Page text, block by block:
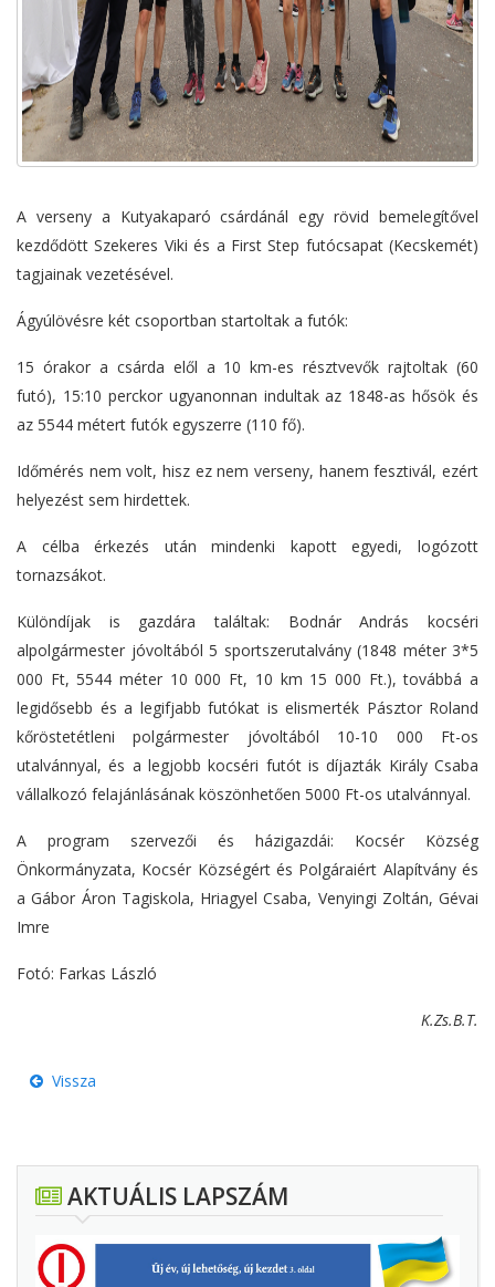
A verseny a Kutyakaparó csárdánál egy rövid bemelegítővel
kezdődött Szekeres Viki és a First Step futócsapat (Kecskemét)
tagjainak vezetésével.
Ágyúlövésre két csoportban startoltak a futók:
15 órakor a csárda elől a 10 km-es résztvevők rajtoltak (60
futó), 15:10 perckor ugyanonnan indultak az 1848-as hősök és
az 5544 métert futók egyszerre (110 fő).
Időmérés nem volt, hisz ez nem verseny, hanem fesztivál, ezért
helyezést sem hirdettek.
A célba érkezés után mindenki kapott egyedi, logózott
tornazsákot.
Különdíjak is gazdára találtak: Bodnár András kocséri
alpolgármester jóvoltából 5 sportszerutalvány (1848 méter 3*5
000 Ft, 5544 méter 10 000 Ft, 10 km 15 000 Ft.), továbbá a
legidősebb és a legifjabb futókat is elismerték Pásztor Roland
kőröstetétleni polgármester jóvoltából 10-10 000 Ft-os
utalvánnyal, és a legjobb kocséri futót is díjazták Király Csaba
vállalkozó felajánlásának köszönhetően 5000 Ft-os utalvánnyal.
A program szervezői és házigazdái: Kocsér Község
Önkormányzata, Kocsér Községért és Polgáraiért Alapítvány és
a Gábor Áron Tagiskola, Hriagyel Csaba, Venyingi Zoltán, Gévai
Imre
Fotó: Farkas László
K.Zs.B.T.
Vissza
AKTUÁLIS LAPSZÁM